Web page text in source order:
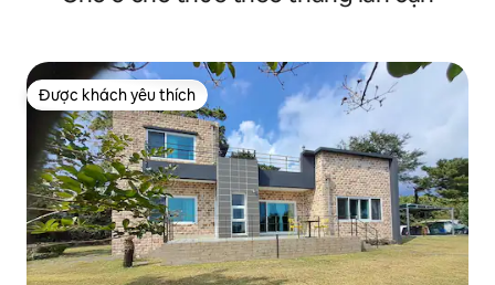
Được khách yêu thích
Được khách yêu thích